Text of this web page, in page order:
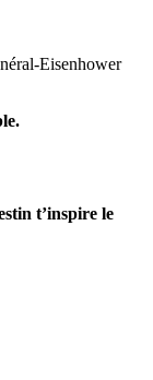
Eisenhower
t’inspire le